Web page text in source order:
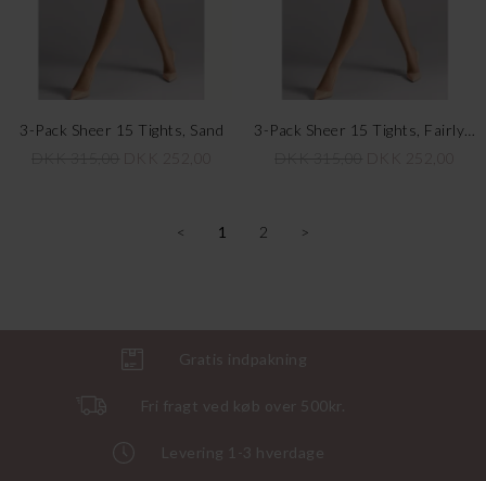
3-Pack Sheer 15 Tights, Sand
< 1 2 >
Gratis indpakning
Fri fragt ved køb over 500kr.
Levering 1-3 hverdage